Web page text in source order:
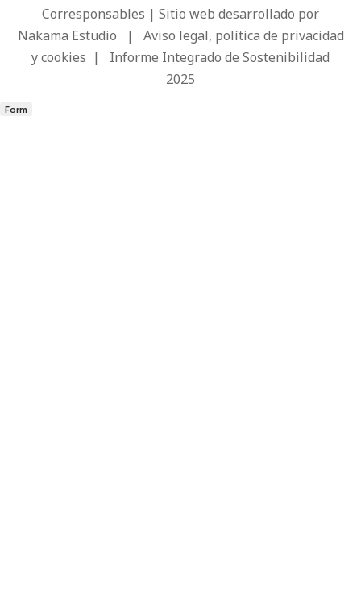
Corresponsables | Sitio web desarrollado por
Nakama Estudio | Aviso legal, política de privacidad
y cookies | Informe Integrado de Sostenibilidad
2025
Form